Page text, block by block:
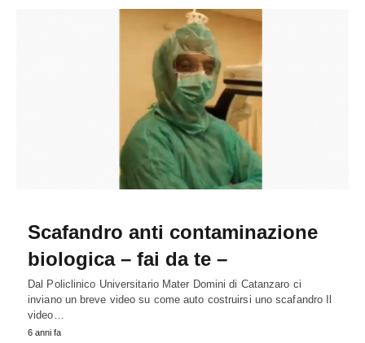
Scafandro anti contaminazione
biologica – fai da te –
Dal Policlinico Universitario Mater Domini di Catanzaro ci
inviano un breve video su come auto costruirsi uno scafandro Il
video…
6 anni fa